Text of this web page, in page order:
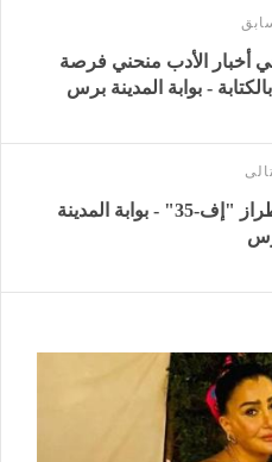
أخبار الأدب منحني فرصة
- بوابة المدينة برس
تحطم مقاتلة أميركية من طراز "إف-35" - بوابة المدينة